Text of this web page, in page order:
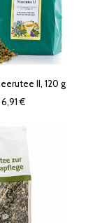
II, 120 g
6,91 €